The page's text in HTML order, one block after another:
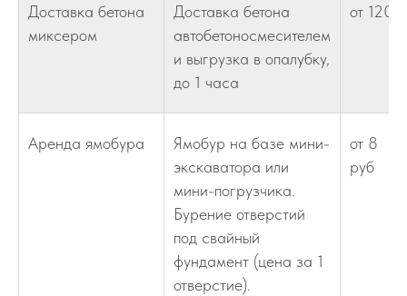
Доставка бетона
миксером
Доставка бетона
автобетоносмесителем
и выгрузка в опалубку,
до 1 часа
от 120
Аренда ямобура
Ямобур на базе мини-
экскаватора или
мини-погрузчика.
Бурение отверстий
под свайный
фундамент (цена за 1
отверстие).
от 8
руб